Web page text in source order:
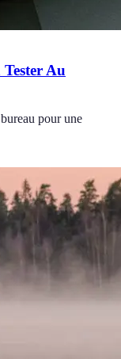
Tester Au
pour une